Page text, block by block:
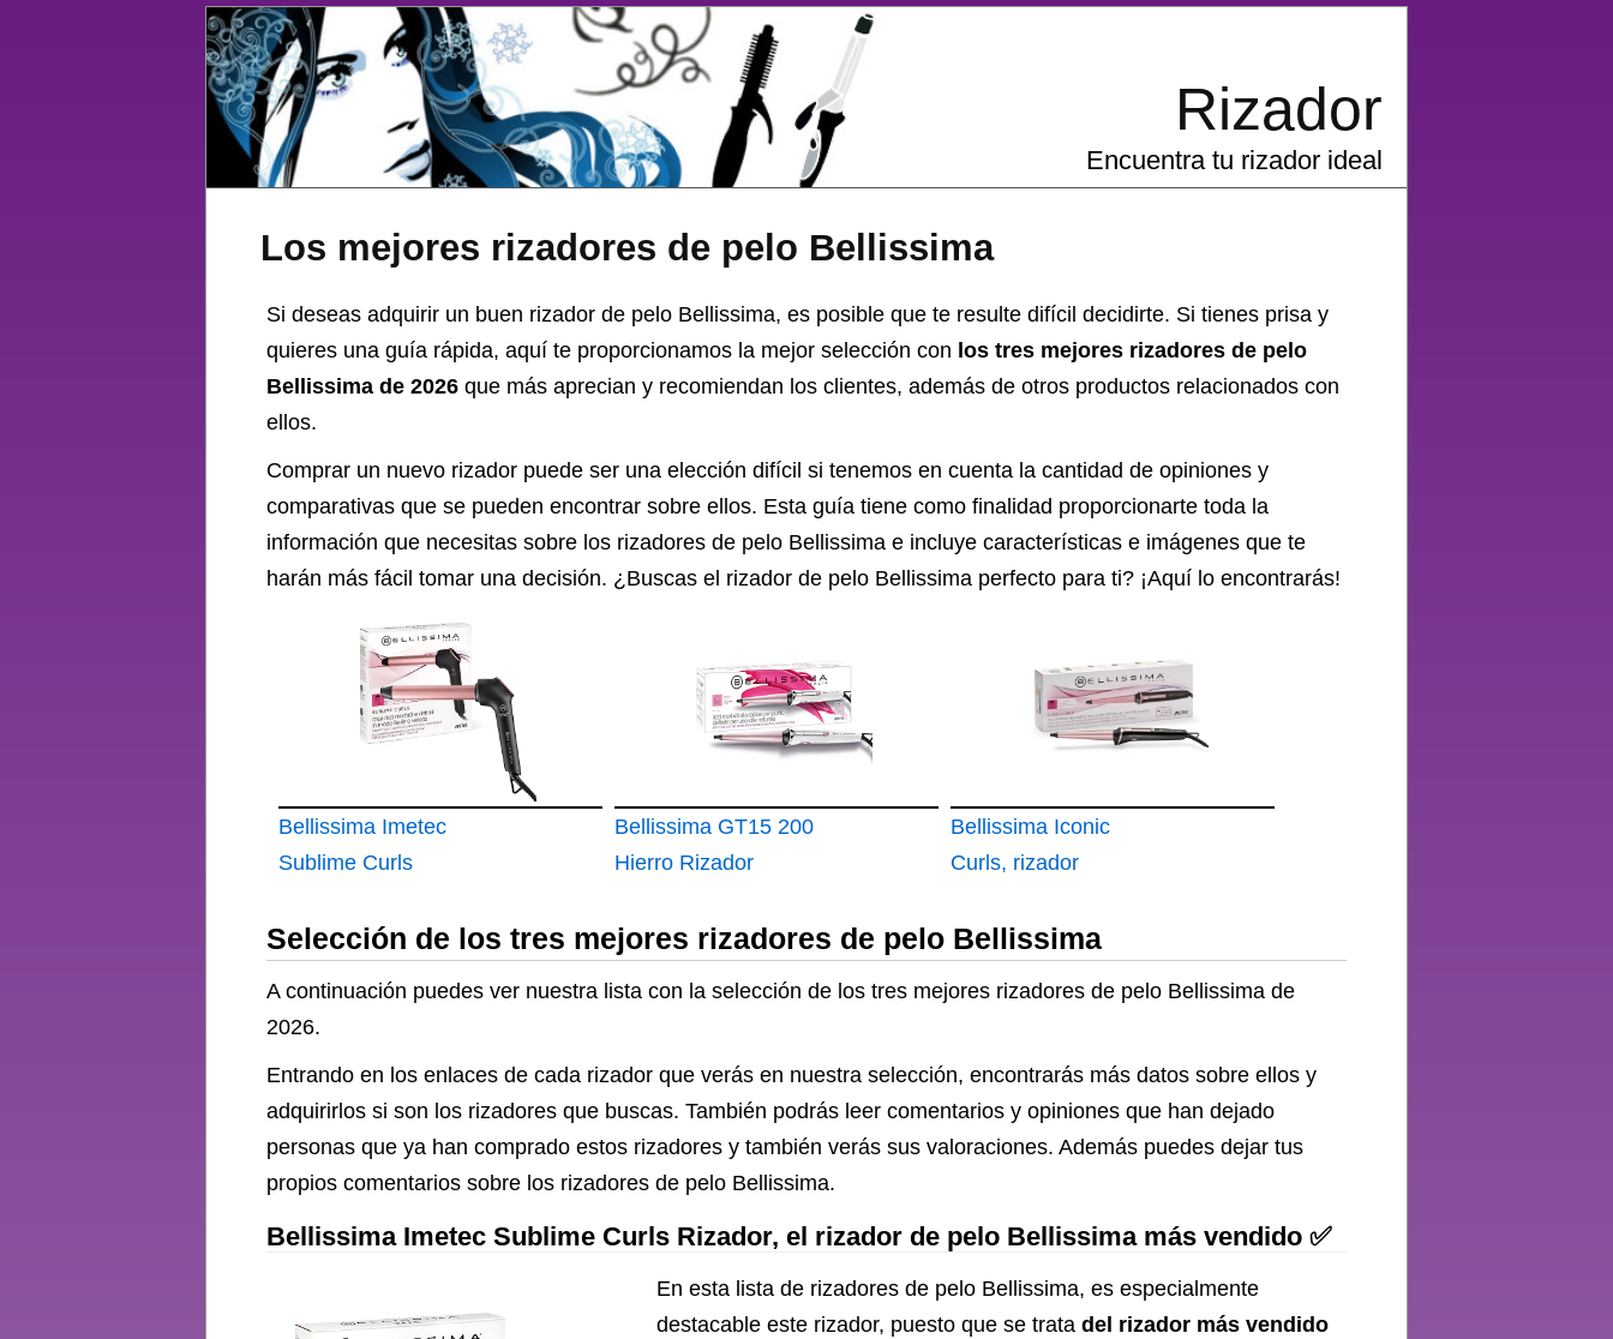
Los mejores rizadores de pelo Bellissima
Rizador
Encuentra tu rizador ideal
Si deseas adquirir un buen rizador de pelo Bellissima, es posible que te resulte difícil decidirte. Si tienes prisa y
quieres una guía rápida, aquí te proporcionamos la mejor selección con los tres mejores rizadores de pelo
Bellissima de 2026 que más aprecian y recomiendan los clientes, además de otros productos relacionados con
ellos.
Comprar un nuevo rizador puede ser una elección difícil si tenemos en cuenta la cantidad de opiniones y
comparativas que se pueden encontrar sobre ellos. Esta guía tiene como finalidad proporcionarte toda la
información que necesitas sobre los rizadores de pelo Bellissima e incluye características e imágenes que te
harán más fácil tomar una decisión. ¿Buscas el rizador de pelo Bellissima perfecto para ti? ¡Aquí lo encontrarás!
Bellissima Imetec
Sublime Curls
Bellissima GT15 200
Hierro Rizador
Bellissima Iconic
Curls, rizador
Selección de los tres mejores rizadores de pelo Bellissima
A continuación puedes ver nuestra lista con la selección de los tres mejores rizadores de pelo Bellissima de
2026.
Entrando en los enlaces de cada rizador que verás en nuestra selección, encontrarás más datos sobre ellos y
adquirirlos si son los rizadores que buscas. También podrás leer comentarios y opiniones que han dejado
personas que ya han comprado estos rizadores y también verás sus valoraciones. Además puedes dejar tus
propios comentarios sobre los rizadores de pelo Bellissima.
Bellissima Imetec Sublime Curls Rizador, el rizador de pelo Bellissima más vendido ✅
En esta lista de rizadores de pelo Bellissima, es especialmente
destacable este rizador, puesto que se trata del rizador más vendido